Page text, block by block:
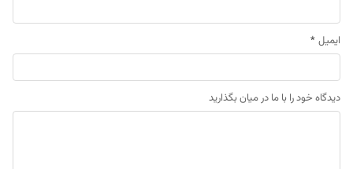
ایمیل *
دیدگاه خود را با ما در میان بگذارید